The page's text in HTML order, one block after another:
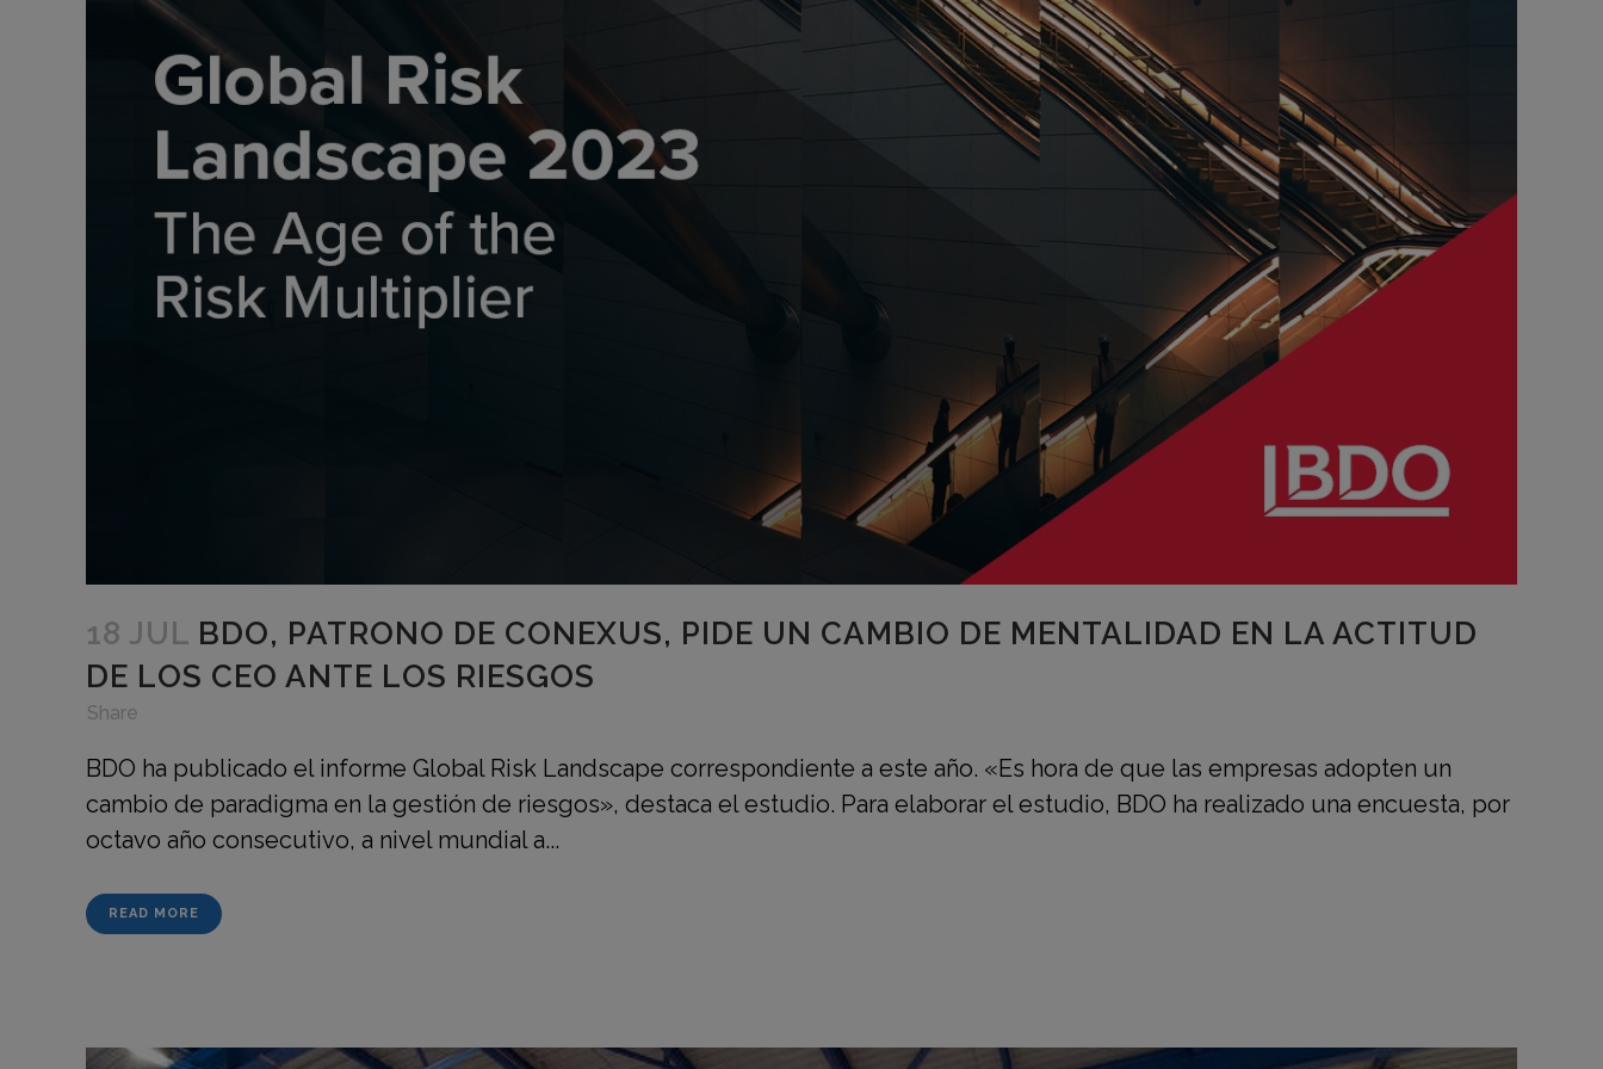
18 JUL BDO, PATRONO DE CONEXUS, PIDE UN CAMBIO DE MENTALIDAD EN LA ACTITUD
DE LOS CEO ANTE LOS RIESGOS
Share
BDO ha publicado el informe Global Risk Landscape correspondiente a este año. «Es hora de que las empresas adopten un
cambio de paradigma en la gestión de riesgos», destaca el estudio. Para elaborar el estudio, BDO ha realizado una encuesta, por
octavo año consecutivo, a nivel mundial a...
READ MORE